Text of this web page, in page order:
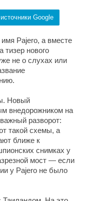
Google
Pajero, а вместе
тизер нового
не о слухах или
Новый
внедорожником на
разворот:
такой схемы, а
ближе к
снимках у
мост — если
у Pajero не было